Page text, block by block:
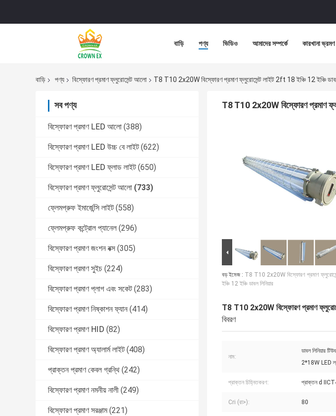
বাড়ি পণ্য ভিডিও আমাদের সম্পর্কে কারখানা ভ্রমণ
বাড়ি পণ্য বিস্ফোরণ প্রমাণ ফ্লুরোসেন্ট আলো T8 T10 2x20W বিস্ফোরণ প্রমাণ ফ্লুরোসেন্ট লাইট 2ft 18 ইঞ্চি 12 ইঞ্চি
সব পণ্য
বিস্ফোরণ প্রমাণ LED আলো (388)
বিস্ফোরণ প্রমাণ LED উচ্চ বে লাইট (622)
বিস্ফোরণ প্রমাণ LED ফ্লাড লাইট (650)
বিস্ফোরণ প্রমাণ ফ্লুরোসেন্ট আলো (733)
ফ্লেমপ্রুফ ইমার্জেন্সি লাইট (558)
ফ্লেমপ্রুফ কন্ট্রোল প্যানেল (296)
বিস্ফোরণ প্রমাণ জংশন বক্স (305)
বিস্ফোরণ প্রমাণ সুইচ (224)
বিস্ফোরণ প্রমাণ প্লাগ এবং সকেট (283)
বিস্ফোরণ প্রমাণ নিষ্কাশন ফ্যান (414)
বিস্ফোরণ প্রমাণ HID (82)
বিস্ফোরণ প্রমাণ অ্যালার্ম লাইট (408)
প্রাক্তন প্রমাণ কেবল গ্রন্থি (242)
বিস্ফোরণ প্রমাণ নমনীয় নালী (249)
বিস্ফোরণ প্রমাণ সরঞ্জাম (221)
T8 T10 2x20W বিস্ফোরণ প্রমাণ
বড় ইমেজ : T8 T10 2x20W বিস্ফোরণ প্রমাণ
ইঞ্চি 12 ইঞ্চি ডাবল লিনিয়ার
T8 T10 2x20W বিস্ফোরণ প্রমাণ
বিবরণ
নাম:
ডাবল লিনিয়ার
2*18W LED
প্রাক্তন চিহ্নিতকরণ: প্রাক্তন d
Cri (রা>): 80